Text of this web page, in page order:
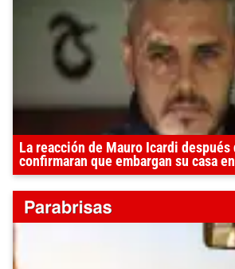
La reacción de Mauro Icardi después
confirmaran que embargan su casa